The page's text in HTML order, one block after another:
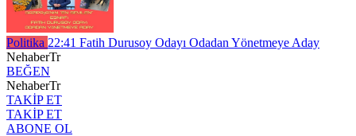
Politika 22:41 Fatih Durusoy Odayı Odadan Yönetmeye Aday
NehaberTr
BEĞEN
NehaberTr
TAKİP ET
TAKİP ET
ABONE OL